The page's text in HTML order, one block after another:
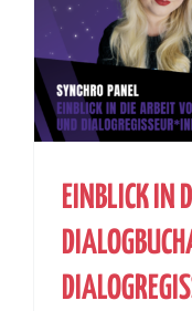
EINBLICK IN